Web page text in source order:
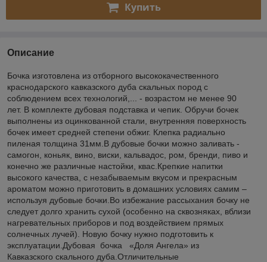
Купить
Описание
Бочка изготовлена из отборного высококачественного
краснодарского кавказского дуба скальных пород с
соблюдением всех технологий,... - возрастом не менее 90
лет. В комплекте дубовая подставка и чепик. Обручи бочек
выполнены из оцинкованной стали, внутренняя поверхность
бочек имеет средней степени обжиг. Клепка радиально
пиленая толщина 31мм.В дубовые бочки можно заливать -
самогон, коньяк, вино, виски, кальвадос, ром, бренди, пиво и
конечно же различные настойки, квас.Крепкие напитки
высокого качества, с незабываемым вкусом и прекрасным
ароматом можно приготовить в домашних условиях самим –
используя дубовые бочки.Во избежание рассыхания бочку не
следует долго хранить сухой (особенно на сквозняках, вблизи
нагревательных приборов и под воздействием прямых
солнечных лучей). Новую бочку нужно подготовить к
эксплуатации.Дубовая бочка «Доля Ангела» из
Кавказского скального дуба.Отличительные